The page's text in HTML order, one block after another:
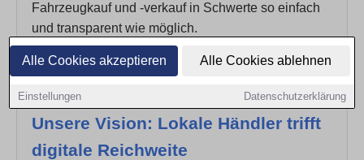
Alle Cookies akzeptieren Alle Cookies ablehnen
Einstellungen Datenschutzerklärung
Fahrzeugkauf und -verkauf in Schwerte so einfach
und transparent wie möglich.
Unsere Vision: Lokale Händler trifft
digitale Reichweite